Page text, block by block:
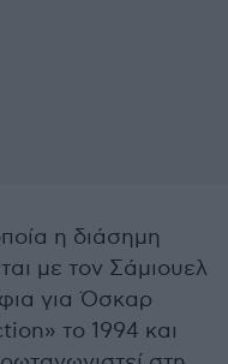
η διάσημη
με τον Σάμιουελ
για Όσκαρ
το 1994 και